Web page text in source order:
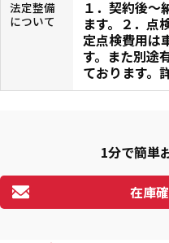
法定整備
について
１．契約後〜
ます。２．点
定点検費用は
す。また別途
ております。
1分で簡単
在庫